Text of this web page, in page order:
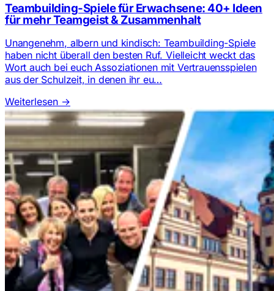
Teambuilding-Spiele für Erwachsene: 40+ Ideen
für mehr Teamgeist & Zusammenhalt
Unangenehm, albern und kindisch: Teambuilding-Spiele
haben nicht überall den besten Ruf. Vielleicht weckt das
Wort auch bei euch Assoziationen mit Vertrauensspielen
aus der Schulzeit, in denen ihr eu…
Weiterlesen →